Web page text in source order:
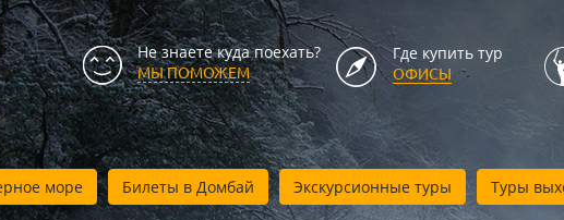
Не знаете куда поехать?
МЫ ПОМОЖЕМ
Где купить тур
ОФИСЫ
море Билеты в Домбай Экскурсионные туры Туры